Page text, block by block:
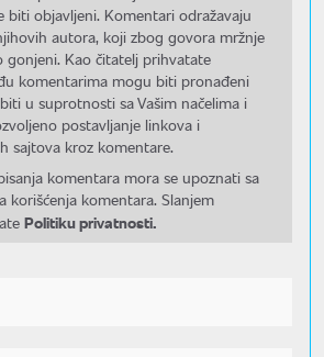
biti objavljeni. Komentari odražavaju
autora, koji zbog govora mržnje
Kao čitatelj prihvatate
komentarima mogu biti pronađeni
u suprotnosti sa Vašim načelima i
postavljanje linkova i
sajtova kroz komentare.
komentara mora se upoznati sa
korišćenja komentara. Slanjem
Politiku privatnosti.